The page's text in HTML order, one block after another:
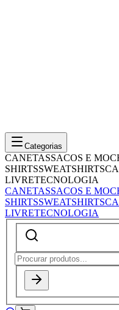
Categorias
CANETASSACOS E
SHIRTSSWEATSHIRTS
LIVRETECNOLOGIA
CANETASSACOS E
SHIRTSSWEATSHIRTS
LIVRETECNOLOGIA